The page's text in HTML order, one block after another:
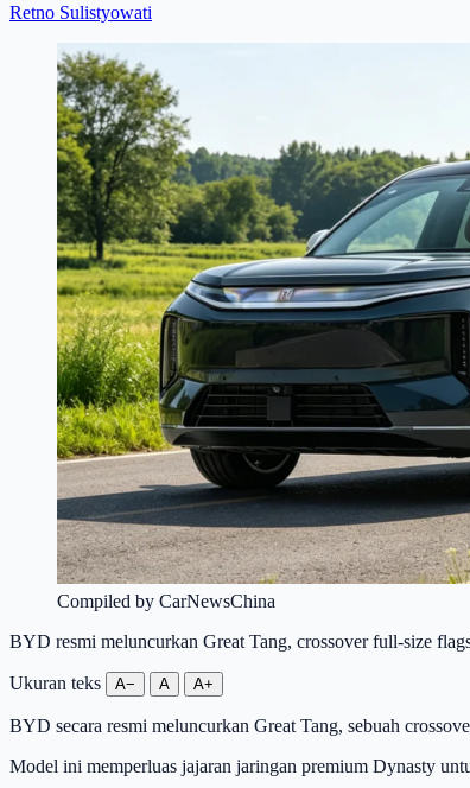
Retno Sulistyowati
Compiled by CarNewsChina
BYD resmi meluncurkan Great Tang, crossover full-size
Ukuran teks A− A A+
BYD secara resmi meluncurkan Great Tang, sebuah
Model ini memperluas jajaran jaringan premium Dynasty